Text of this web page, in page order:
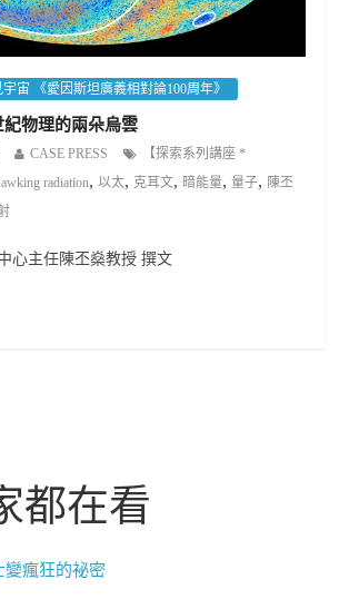
宙 《愛因斯坦廣義相對論100周年》
紀物理的兩朵烏雲
CASE PRESS
【探索系列講座 *
radiation,以太, 克耳文, 暗能量,量子, 陳丕
心主任陳丕燊教授 撰文
都在看
變瘋狂的祕密